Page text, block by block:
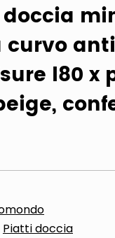
sun
curvo
l80 x
Piatti doccia